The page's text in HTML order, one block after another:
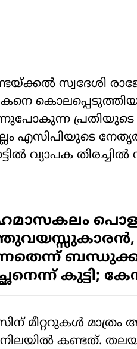
സ്വദേശി
പ്രതിയുടെ
എസിപിയുടെ
വ്യാപക തിരച്ചില്‍
കുട്ടി;
മീറ്ററുകള്‍ മാത്രം
നിലയില്‍ കണ്ടത്.